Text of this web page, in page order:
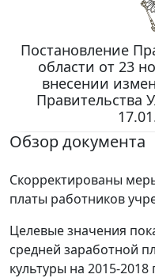
Постановление
области от 23
внесении
Правительства
Обзор документа
Скорректированы
платы работников
Целевые значения
средней заработной
культуры на 2015-2018